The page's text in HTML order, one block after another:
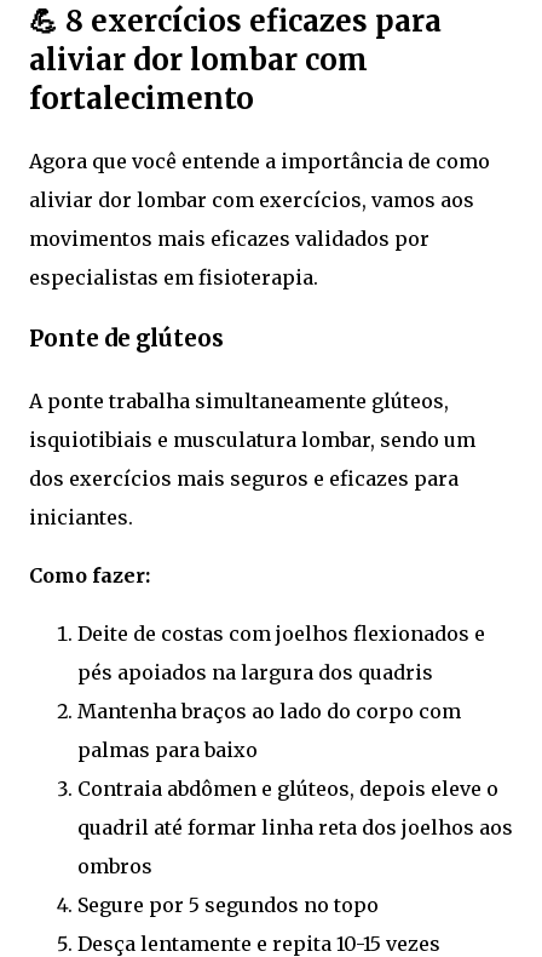
💪 8 exercícios eficazes para
aliviar dor lombar com
fortalecimento
Agora que você entende a importância de como
aliviar dor lombar com exercícios, vamos aos
movimentos mais eficazes validados por
especialistas em fisioterapia.
Ponte de glúteos
A ponte trabalha simultaneamente glúteos,
isquiotibiais e musculatura lombar, sendo um
dos exercícios mais seguros e eficazes para
iniciantes.
Como fazer:
Deite de costas com joelhos flexionados e
pés apoiados na largura dos quadris
Mantenha braços ao lado do corpo com
palmas para baixo
Contraia abdômen e glúteos, depois eleve o
quadril até formar linha reta dos joelhos aos
ombros
Segure por 5 segundos no topo
Desça lentamente e repita 10-15 vezes